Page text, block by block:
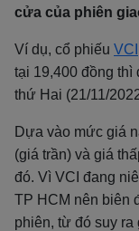
cửa của phiên
Ví dụ, cổ phiếu VCI
tại 19,400 đồng thì
thứ Hai (21/11/
Dựa vào mức giá
(giá trần) và giá
đó. Vì VCI đang
TP HCM nên biên
phiên, từ đó suy ra